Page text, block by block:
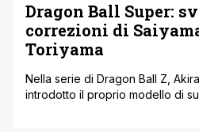
Dragon Ball Super:
correzioni di
Toriyama
Nella serie di Dragon Ball Z,
introdotto il proprio modello di